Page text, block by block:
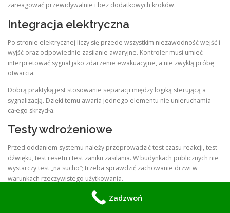
zareagować przewidywalnie i bez dodatkowych kroków.
Integracja elektryczna
Po stronie elektrycznej liczy się przede wszystkim niezawodność wejść i
wyjść oraz odpowiednie zasilanie awaryjne. Kontroler musi umieć
interpretować sygnał jako zdarzenie ewakuacyjne, a nie zwykłą próbę
otwarcia.
Dobrą praktyką jest stosowanie separacji między logiką sterującą a
sygnalizacją. Dzięki temu awaria jednego elementu nie unieruchamia
całego skrzydła.
Testy wdrożeniowe
Przed oddaniem systemu należy przeprowadzić test czasu reakcji, test
dźwięku, test resetu i test zaniku zasilania. W budynkach publicznych nie
wystarczy test „na sucho”; trzeba sprawdzić zachowanie drzwi w
warunkach rzeczywistego użytkowania.
Ważne jest też sprawdzenie, czy opóźnienie nie jest przypadkowo
programowane inaczej na różnych kontrolerach. Jeśli jedna strefa ma 15
Zadzwoń